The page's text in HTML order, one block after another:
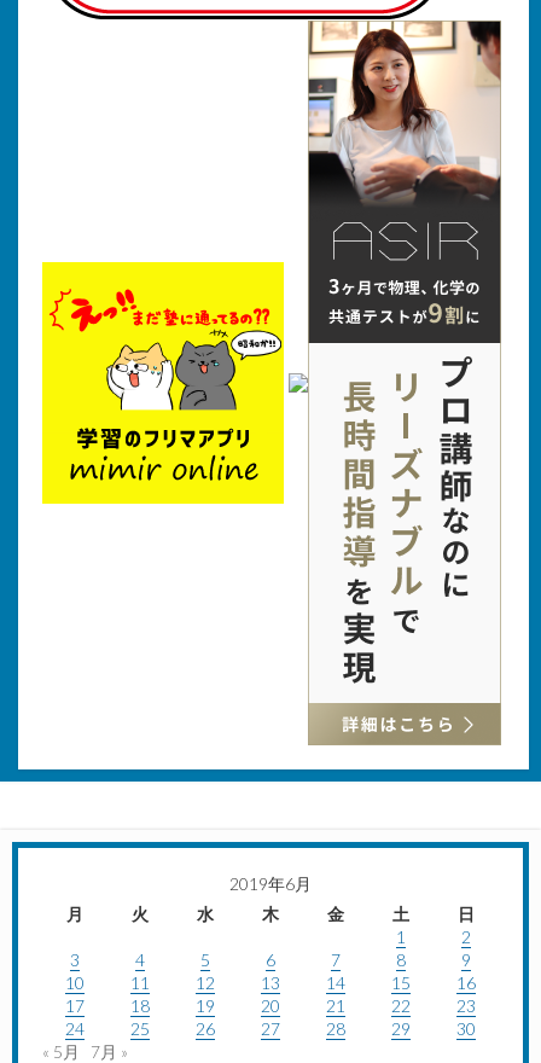
2019年6月
月
火 水 木 金 土
日
1
2
3
4 5 6 7 8
9
10
11 12 13 14 15
16
17
18 19 20 21 22
23
24
25 26 27 28 29
30
« 5月
7月 »